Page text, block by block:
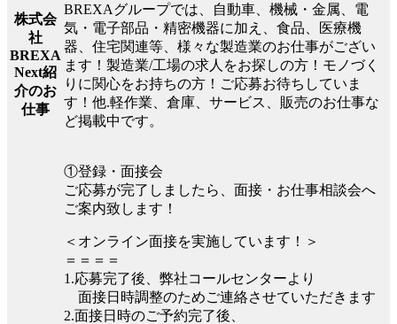
株式会
社
BREXA
Next紹
介のお
仕事
BREXAグループでは、自動車、機械・金属、電
気・電子部品・精密機器に加え、食品、医療機
器、住宅関連等、様々な製造業のお仕事がござい
ます！製造業/工場の求人をお探しの方！モノづく
りに関心をお持ちの方！ご応募お待ちしていま
す！他.軽作業、倉庫、サービス、販売のお仕事な
ど掲載中です。
①登録・面接会
ご応募が完了しましたら、面接・お仕事相談会へ
ご案内致します！
＜オンライン面接を実施しています！＞
＝＝＝＝
1.応募完了後、弊社コールセンターより
面接日時調整のためご連絡させていただきます
2.面接日時のご予約完了後、